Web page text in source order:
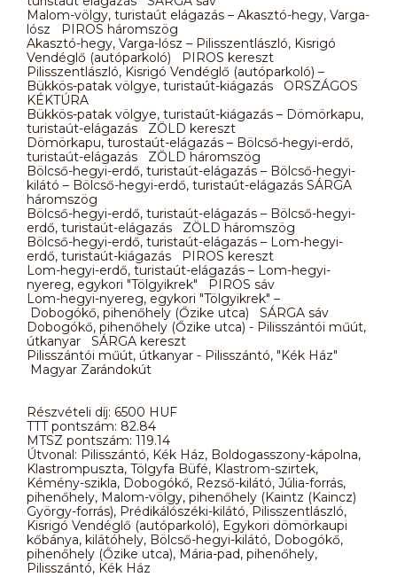
Malom-völgy, turistaút elágazás – Akasztó-hegy, Varga-
lósz PIROS háromszög
Akasztó-hegy, Varga-lósz – Pilisszentlászló, Kisrigó
Vendéglő (autóparkoló) PIROS kereszt
Pilisszentlászló, Kisrigó Vendéglő (autóparkoló) –
Bükkös-patak völgye, turistaút-kiágazás ORSZÁGOS
KÉKTÚRA
Bükkös-patak völgye, turistaút-kiágazás – Dömörkapu,
turistaút-elágazás ZÖLD kereszt
Dömörkapu, turostaút-elágazás – Bölcső-hegyi-erdő,
turistaút-elágazás ZÖLD háromszög
Bölcső-hegyi-erdő, turistaút-elágazás – Bölcső-hegyi-
kilátó – Bölcső-hegyi-erdő, turistaút-elágazás SÁRGA
háromszög
Bölcső-hegyi-erdő, turistaút-elágazás – Bölcső-hegyi-
erdő, turistaút-elágazás ZÖLD háromszög
Bölcső-hegyi-erdő, turistaút-elágazás – Lom-hegyi-
erdő, turistaút-kiágazás PIROS kereszt
Lom-hegyi-erdő, turistaút-elágazás – Lom-hegyi-
nyereg, egykori "Tölgyikrek" PIROS sáv
Lom-hegyi-nyereg, egykori "Tölgyikrek" –
Dobogókő, pihenőhely (Őzike utca) SÁRGA sáv
Dobogókő, pihenőhely (Őzike utca) - Pilisszántói műút,
útkanyar SÁRGA kereszt
Pilisszántói műút, útkanyar - Pilisszántó, "Kék Ház"
Magyar Zarándokút
Részvételi díj: 6500 HUF
TTT pontszám: 82.84
MTSZ pontszám: 119.14
Útvonal: Pilisszántó, Kék Ház, Boldogasszony-kápolna,
Klastrompuszta, Tölgyfa Büfé, Klastrom-szirtek,
Kémény-szikla, Dobogókő, Rezső-kilátó, Júlia-forrás,
pihenőhely, Malom-völgy, pihenőhely (Kaintz (Kaincz)
György-forrás), Prédikálószéki-kilátó, Pilisszentlászló,
Kisrigó Vendéglő (autóparkoló), Egykori dömörkaupi
kőbánya, kilátóhely, Bölcső-hegyi-kilátó, Dobogókő,
pihenőhely (Őzike utca), Mária-pad, pihenőhely,
Pilisszántó, Kék Ház